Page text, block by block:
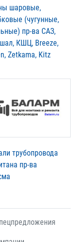
шаровые,
(чугунные,
пр-ва САЗ,
КШЦ, Breeze,
Zetkama, Kitz
трубопровода
пр-ва